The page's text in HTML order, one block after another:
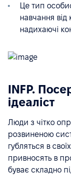
Це тип
навчання
надихаючі
INFP.
ідеаліст
Люди з чітко
розвиненою
губляться в
привносять в
буває складно